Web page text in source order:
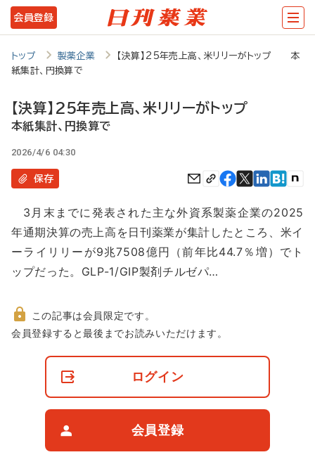
メ
イ
テ
ツ
に
動
会員登録
トップ 製薬企業
【決算】25年売上高、米リリーがトップ 本
紙集計、円換算で
【決算】25年売上高、米リリーがトップ
本紙集計、円換算で
2026/4/6 04:30
保存
3月末までに発表された主な外資系製薬企業の2025
年通期決算の売上高を日刊薬業が集計したところ、米イ
ーライリリーが9兆7508億円（前年比44.7％増）でト
ップだった。GLP-1/GIP製剤チルゼパ…
非
この記事は会員限定です。
会員登録すると最後までお読みいただけます。
ログイン
会員登録